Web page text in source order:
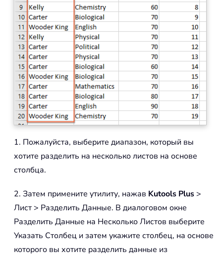
1. Пожалуйста, выберите диапазон, который вы
хотите разделить на несколько листов на основе
столбца.
2. Затем примените утилиту, нажав Kutools Plus >
Лист > Разделить Данные. В диалоговом окне
Разделить Данные на Несколько Листов выберите
Указать Столбец и затем укажите столбец, на основе
которого вы хотите разделить данные из